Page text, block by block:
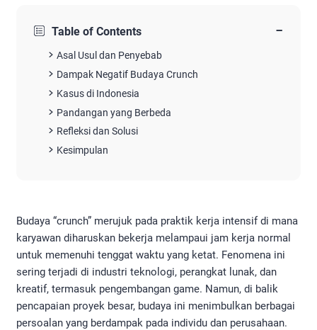
Table of Contents −
Asal Usul dan Penyebab
Dampak Negatif Budaya Crunch
Kasus di Indonesia
Pandangan yang Berbeda
Refleksi dan Solusi
Kesimpulan
Budaya “crunch” merujuk pada praktik kerja intensif di mana
karyawan diharuskan bekerja melampaui jam kerja normal
untuk memenuhi tenggat waktu yang ketat. Fenomena ini
sering terjadi di industri teknologi, perangkat lunak, dan
kreatif, termasuk pengembangan game. Namun, di balik
pencapaian proyek besar, budaya ini menimbulkan berbagai
persoalan yang berdampak pada individu dan perusahaan.